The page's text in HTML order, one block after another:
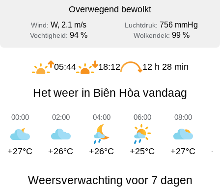
Overwegend bewolkt
Wind: W, 2.1 m/s Luchtdruk: 756 mmHg
Vochtigheid: 94 % Wolkendek: 99 %
05:44 18:12 12 h 28 min
Het weer in Biên Hòa vandaag
00:00
+27°C
02:00
+26°C
04:00
+26°C
06:00
+25°C
08:00
+27°C
Weersverwachting voor 7 dagen